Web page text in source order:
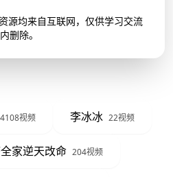
源均来自互联网，仅供学习交流
删除。
视频 李冰冰 22视频
家逆天改命 204视频